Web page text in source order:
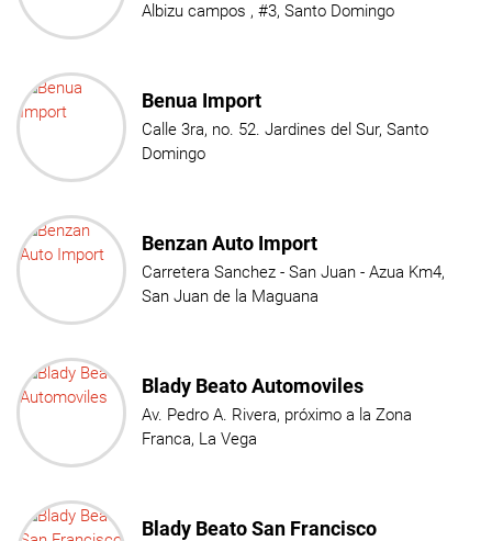
Albizu campos , #3, Santo Domingo
Benua Import
Calle 3ra, no. 52. Jardines del Sur, Santo
Domingo
Benzan Auto Import
Carretera Sanchez - San Juan - Azua Km4,
San Juan de la Maguana
Blady Beato Automoviles
Av. Pedro A. Rivera, próximo a la Zona
Franca, La Vega
Blady Beato San Francisco